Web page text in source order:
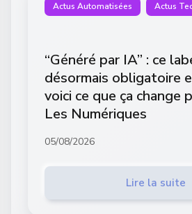
Actus Automatisées Actus
“Généré par IA” : ce
désormais obligatoire
voici ce que ça change
Les Numériques
05/08/2026
Lire la suite